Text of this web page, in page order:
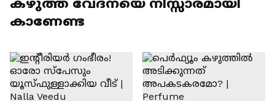
കഴുത്ത് വേദനയെ നിസ്സാരമായി
കാണേണ്ട